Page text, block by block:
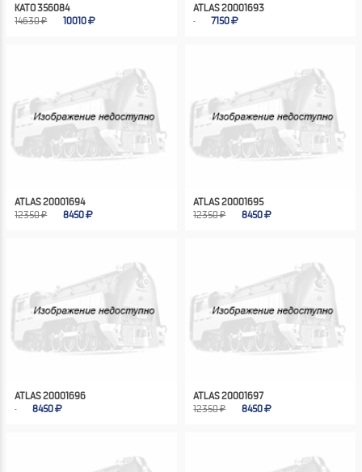
KATO 356084
14630 ₽
10010
ATLAS 20001693
7150
ATLAS 20001694
12350 ₽
8450
ATLAS 20001695
12350 ₽
8450
ATLAS 20001696
8450
ATLAS 20001697
12350 ₽
8450